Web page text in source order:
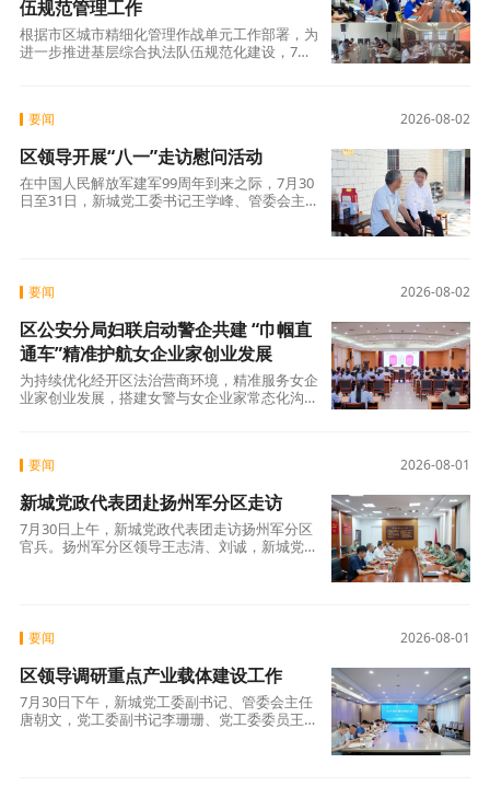
伍规范管理工作
根据市区城市精细化管理作战单元工作部署，为
进一步推进基层综合执法队伍规范化建设，7月
2026-08-02
要闻
区领导开展“八一”走访慰问活动
在中国人民解放军建军99周年到来之际，7月30
日至31日，新城党工委书记王学峰、管委会主任
2026-08-02
要闻
区公安分局妇联启动警企共建 “巾帼直
通车”精准护航女企业家创业发展
为持续优化经开区法治营商环境，精准服务女企
业家创业发展，搭建女警与女企业家常态化沟通
2026-08-01
要闻
新城党政代表团赴扬州军分区走访
7月30日上午，新城党政代表团走访扬州军分区
官兵。扬州军分区领导王志清、刘诚，新城党工
2026-08-01
要闻
区领导调研重点产业载体建设工作
7月30日下午，新城党工委副书记、管委会主任
唐朝文，党工委副书记李珊珊、党工委委员王恩